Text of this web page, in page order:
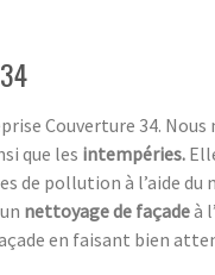
Couverture 34. Nous
que les intempéries.
de pollution à l’aide du
nettoyage de façadeà
en faisant bien